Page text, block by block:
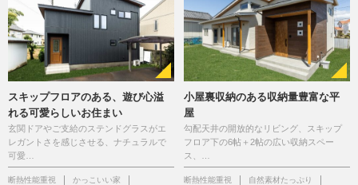
スキップフロアのある、遊び心溢
れる可愛らしいお住まい
玄関ドアやご支給のステンドグラスがエ
レガントさを感じさせる、ナチュラルで
可愛…
断熱性能重視
かっこいい家
小屋裏収納のある収納量豊富な平
屋
勾配天井の開放的なリビング、スキップ
フロア下の6帖＋2帖の広い収納スペー
ス、…
断熱性能重視
自然素材たっぷり